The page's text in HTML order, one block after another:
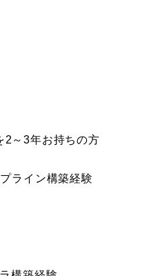
2～3年お持ちの方
ライン構築経験